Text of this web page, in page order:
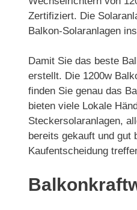
Zertifiziert. Die
Balkon-Solaranlagen
Damit Sie das beste
erstellt. Die 1200w
finden Sie genau das
bieten viele Lokale
Steckersolaranlagen,
bereits gekauft und gut
Kaufentscheidung